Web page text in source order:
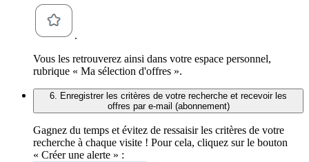
.
Vous les retrouverez ainsi dans votre espace personnel,
rubrique « Ma sélection d'offres ».
6. Enregistrer les critères de votre recherche et recevoir les
offres par e-mail (abonnement)
Gagnez du temps et évitez de ressaisir les critères de votre
recherche à chaque visite ! Pour cela, cliquez sur le bouton
« Créer une alerte » :